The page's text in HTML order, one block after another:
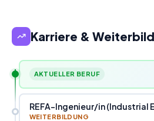
Karriere &
AKTUELLER BERUF
REFA-Ingenieur/in (Industrial
WEITERBILDUNG